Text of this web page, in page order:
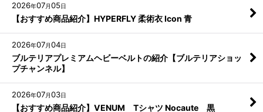
2026年07月05日
【おすすめ商品紹介】HYPERFLY 柔術衣 Icon 青
2026年07月04日
ブルテリアプレミアムヘビーベルトの紹介【ブルテリアショッ
プチャンネル】
2026年07月03日
【おすすめ商品紹介】VENUM Tシャツ Nocaute 黒